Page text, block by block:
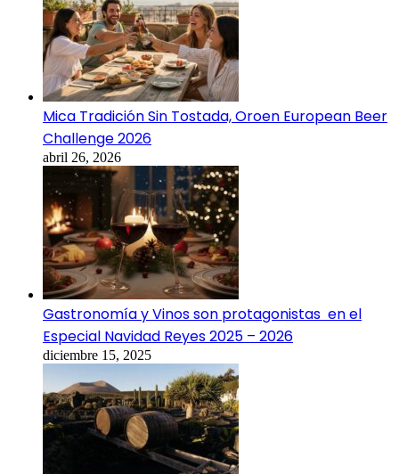
Mica Tradición Sin Tostada, Oroen European Beer
Challenge 2026
abril 26, 2026
Gastronomía y Vinos son protagonistas en el
Especial Navidad Reyes 2025 – 2026
diciembre 15, 2025